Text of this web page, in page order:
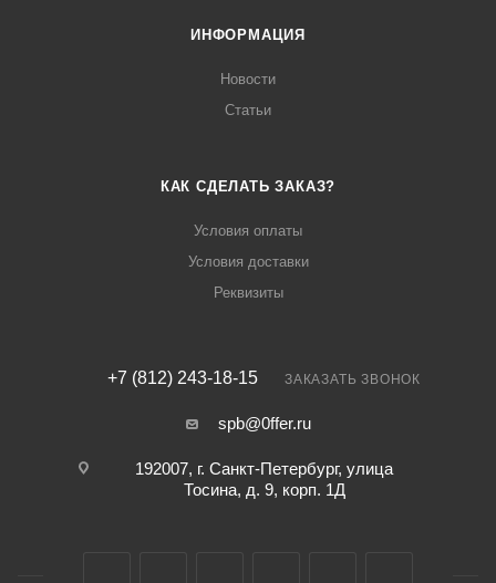
ИНФОРМАЦИЯ
Новости
Статьи
КАК СДЕЛАТЬ ЗАКАЗ?
Условия оплаты
Условия доставки
Реквизиты
+7 (812) 243-18-15 ЗАКАЗАТЬ ЗВОНОК
spb@0ffer.ru
192007, г. Санкт-Петербург, улица
Тосина, д. 9, корп. 1Д